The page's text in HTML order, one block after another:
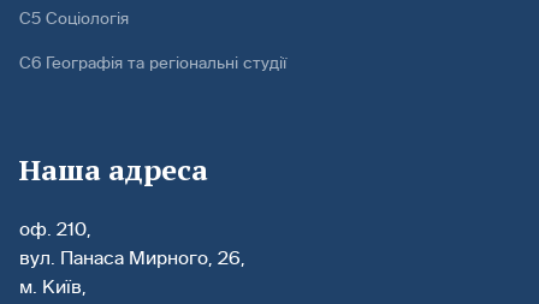
С5 Соціологія
С6 Географія та регіональні студії
Наша адреса
оф. 210,
вул. Панаса Мирного, 26,
м. Київ,